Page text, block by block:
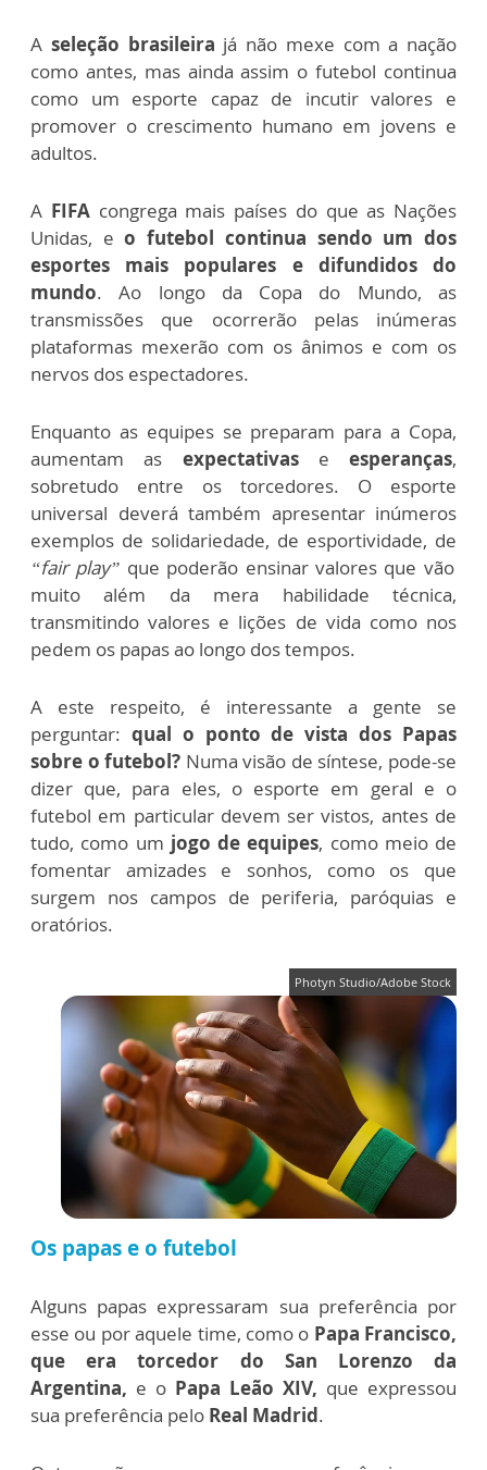
A seleção brasileira já não mexe com a nação
como antes, mas ainda assim o futebol continua
como um esporte capaz de incutir valores e
promover o crescimento humano em jovens e
adultos.
A FIFA congrega mais países do que as Nações
Unidas, eo futebol continua sendo um dos
esportes mais populares e difundidos do
mundo. Ao longo da Copa do Mundo, as
transmissões que ocorrerão pelas inúmeras
plataformas mexerão com os ânimos e com os
nervos dos espectadores.
Enquanto as equipes se preparam para a Copa,
aumentam as expectativas e esperanças,
sobretudo entre os torcedores. O esporte
universal deverá também apresentar inúmeros
exemplos de solidariedade, de esportividade, de
“fair play” que poderão ensinar valores que vão
muito além da mera habilidade técnica,
transmitindo valores e lições de vida como nos
pedem os papas ao longo dos tempos.
A este respeito, é interessante a gente se
perguntar: qual o ponto de vista dos Papas
sobre o futebol? Numa visão de síntese, pode-se
dizer que, para eles, o esporte em geral e o
futebol em particular devem ser vistos, antes de
tudo, como um jogo de equipes, como meio de
fomentar amizades e sonhos, como os que
surgem nos campos de periferia, paróquias e
oratórios.
Photyn Studio/Adobe Stock
Os papas e o futebol
Alguns papas expressaram sua preferência por
esse ou por aquele time, como o Papa Francisco,
que era torcedor do San Lorenzo da
Argentina, e o Papa Leão XIV, que expressou
sua preferência pelo Real Madrid.